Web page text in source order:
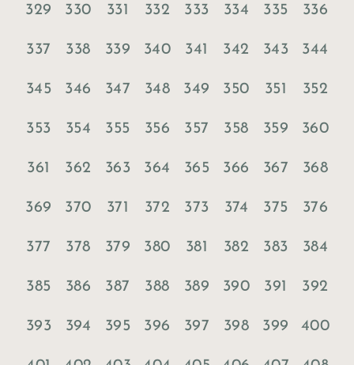
329 330 331 332 333 334 335 336
337 338 339 340 341 342 343 344
345 346 347 348 349 350 351 352
353 354 355 356 357 358 359 360
361 362 363 364 365 366 367 368
369 370 371 372 373 374 375 376
377 378 379 380 381 382 383 384
385 386 387 388 389 390 391 392
393 394 395 396 397 398 399 400